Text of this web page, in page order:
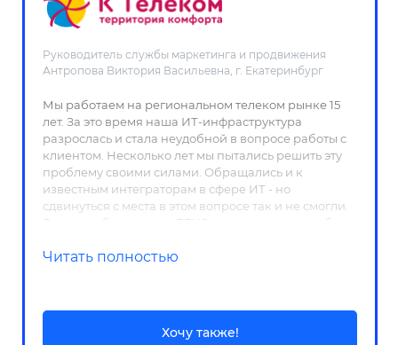
Руководитель службы маркетинга и продвижения
Антропова Виктория Васильевна, г. Екатеринбург
Мы работаем на региональном телеком рынке 15
лет. За это время наша ИТ-инфраструктура
разрослась и стала неудобной в вопросе работы с
клиентом. Несколько лет мы пытались решить эту
проблему своими силами. Обращались и к
известным интеграторам в сфере ИТ - но
сдвинуться с места в этом вопросе так и не смогли.
Решили обратиться в ЯРУС и не прогадали: ребята
разработке системы верхнего уровня с частичным
полгода работы мы отказались от поддержки 3
получение менеджерами информации об
Читать полностью
Хочу также!